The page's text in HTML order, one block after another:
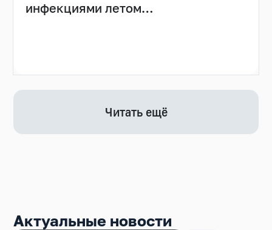
инфекциями летом
Читать ещё
Актуальные новости